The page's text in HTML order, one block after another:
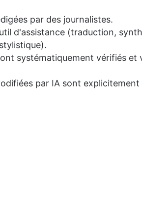
par des journalistes.
d'assistance (traduction,
systématiquement vérifiés et
par IA sont explicitement